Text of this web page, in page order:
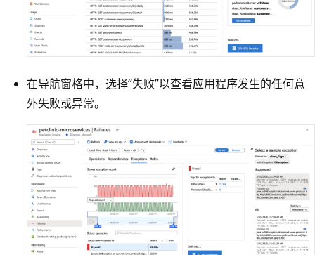
在导航窗格中，选择“失败”以查看应用程序发生的任何意
外失败或异常。